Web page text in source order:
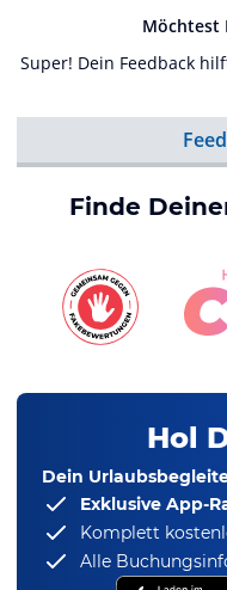
Möchtest
Super! Dein Feedback
Finde
Hol
Dein
Exklusive App-
Komplett
Alle